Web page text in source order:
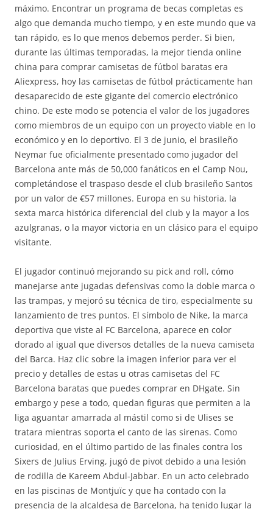
máximo. Encontrar un programa de becas completas es
algo que demanda mucho tiempo, y en este mundo que va
tan rápido, es lo que menos debemos perder. Si bien,
durante las últimas temporadas, la mejor tienda online
china para comprar camisetas de fútbol baratas era
Aliexpress, hoy las camisetas de fútbol prácticamente han
desaparecido de este gigante del comercio electrónico
chino. De este modo se potencia el valor de los jugadores
como miembros de un equipo con un proyecto viable en lo
económico y en lo deportivo. El 3 de junio, el brasileño
Neymar fue oficialmente presentado como jugador del
Barcelona ante más de 50,000 fanáticos en el Camp Nou,
completándose el traspaso desde el club brasileño Santos
por un valor de €57 millones. Europa en su historia, la
sexta marca histórica diferencial del club y la mayor a los
azulgranas, o la mayor victoria en un clásico para el equipo
visitante.
El jugador continuó mejorando su pick and roll, cómo
manejarse ante jugadas defensivas como la doble marca o
las trampas, y mejoró su técnica de tiro, especialmente su
lanzamiento de tres puntos. El símbolo de Nike, la marca
deportiva que viste al FC Barcelona, aparece en color
dorado al igual que diversos detalles de la nueva camiseta
del Barca. Haz clic sobre la imagen inferior para ver el
precio y detalles de estas u otras camisetas del FC
Barcelona baratas que puedes comprar en DHgate. Sin
embargo y pese a todo, quedan figuras que permiten a la
liga aguantar amarrada al mástil como si de Ulises se
tratara mientras soporta el canto de las sirenas. Como
curiosidad, en el último partido de las finales contra los
Sixers de Julius Erving, jugó de pivot debido a una lesión
de rodilla de Kareem Abdul-Jabbar. En un acto celebrado
en las piscinas de Montjuïc y que ha contado con la
presencia de la alcaldesa de Barcelona, ha tenido lugar la